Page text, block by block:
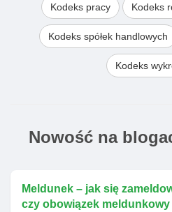
Kodeks pracy Kodeks
Kodeks spółek handlowych
Kodeks
Nowość na
Meldunek – jak się
czy obowiązek